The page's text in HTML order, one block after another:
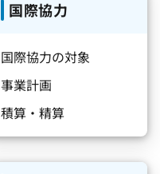
国際協力
国際協力の対象
事業計画
積算・精算